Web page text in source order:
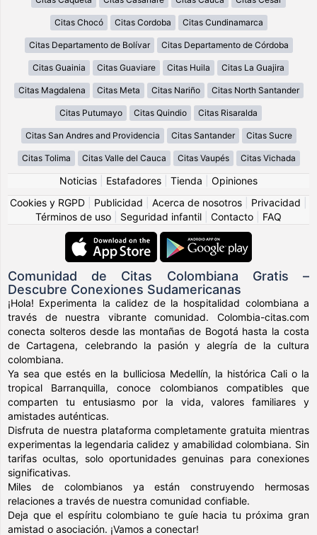
Citas Chocó Citas Cordoba Citas Cundinamarca
Citas Departamento de Bolívar Citas Departamento de Córdoba
Citas Guainia Citas Guaviare Citas Huila Citas La Guajira
Citas Magdalena Citas Meta Citas Nariño Citas North Santander
Citas Putumayo Citas Quindio Citas Risaralda
Citas San Andres and Providencia Citas Santander Citas Sucre
Citas Tolima Citas Valle del Cauca Citas Vaupés Citas Vichada
Noticias Estafadores Tienda
Opiniones
Cookies y RGPD
Publicidad Acerca de nosotros Privacidad
Términos de uso
Seguridad infantil Contacto FAQ
Comunidad de Citas Colombiana Gratis –
Descubre Conexiones Sudamericanas
¡Hola! Experimenta la calidez de la hospitalidad colombiana a
través de nuestra vibrante comunidad. Colombia-citas.com
conecta solteros desde las montañas de Bogotá hasta la costa
de Cartagena, celebrando la pasión y alegría de la cultura
colombiana.
Ya sea que estés en la bulliciosa Medellín, la histórica Cali o la
tropical Barranquilla, conoce colombianos compatibles que
comparten tu entusiasmo por la vida, valores familiares y
amistades auténticas.
Disfruta de nuestra plataforma completamente gratuita mientras
experimentas la legendaria calidez y amabilidad colombiana. Sin
tarifas ocultas, solo oportunidades genuinas para conexiones
significativas.
Miles de colombianos ya están construyendo hermosas
relaciones a través de nuestra comunidad confiable.
Deja que el espíritu colombiano te guíe hacia tu próxima gran
amistad o asociación. ¡Vamos a conectar!